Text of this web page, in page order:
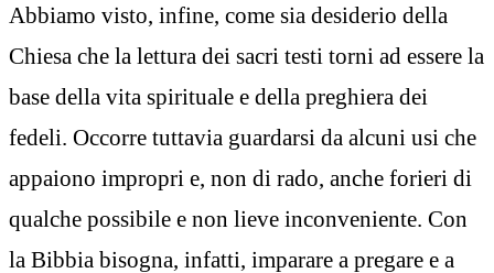
Abbiamo visto, infine, come sia desiderio della
Chiesa che la lettura dei sacri testi torni ad essere la
base della vita spirituale e della preghiera dei
fedeli. Occorre tuttavia guardarsi da alcuni usi che
appaiono impropri e, non di rado, anche forieri di
qualche possibile e non lieve inconveniente. Con
la Bibbia bisogna, infatti, imparare a pregare e a